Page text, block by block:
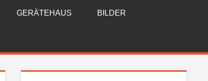
GERÄTEHAUS BILDER